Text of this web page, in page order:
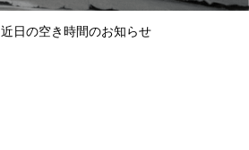
近日の空き時間のお知らせ